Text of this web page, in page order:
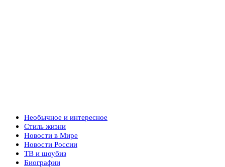
Необычное и интересное
Стиль жизни
Новости в Мире
Новости России
ТВ и шоубиз
Биографии